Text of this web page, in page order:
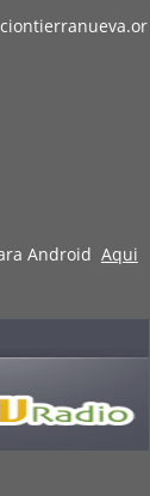
Android Aqui